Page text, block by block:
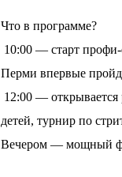
Что в программе?
10:00 — старт профи-
Перми впервые
12:00 — открывается
детей, турнир по
Вечером — мощный